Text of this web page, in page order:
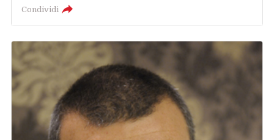
Condividi